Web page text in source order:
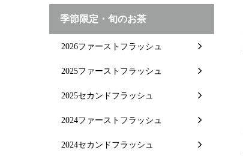
季節限定・旬のお茶
2026ファーストフラッシュ
2025ファーストフラッシュ
2025セカンドフラッシュ
2024ファーストフラッシュ
2024セカンドフラッシュ